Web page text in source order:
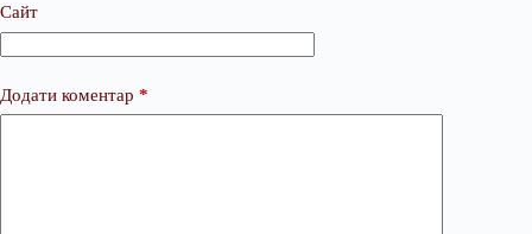
Сайт
Додати коментар *